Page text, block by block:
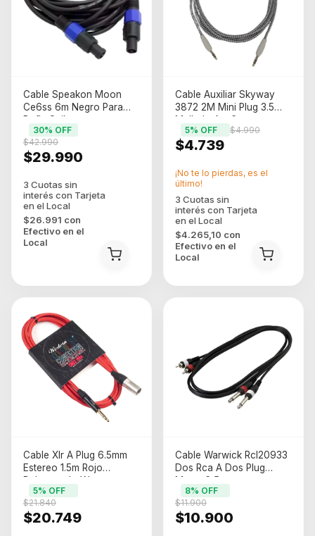
Cable Speakon Moon
Ce6ss 6m Negro Para
Bafle Spikon
$29.990
$42.990
30% OFF
$26.991 con
Efectivo en el
Local
Cable Auxiliar Skyway
3872 2M Mini Plug 3.5
Mallado Aux6
$4.739
$4.990
5% OFF
$4.265,10 con
Efectivo en el
Local
¡No te lo pierdas, es el
último!
Cable Xlr A Plug 6.5mm
Estereo 1.5m Rojo
Balanceado Western
$20.749
$21.840
5% OFF
Cable Warwick Rcl20933
Dos Rca A Dos Plug
Mono 6,5mm
$10.900
$11.900
8% OFF